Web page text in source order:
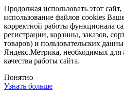
Продолжая использовать этот
использование файлов cookies
корректной работы функционала
регистрации, корзины, заказов,
товаров) и пользовательских
Яндекс.Метрика, необходимых
качества работы сайта.
Понятно
Узнать больше